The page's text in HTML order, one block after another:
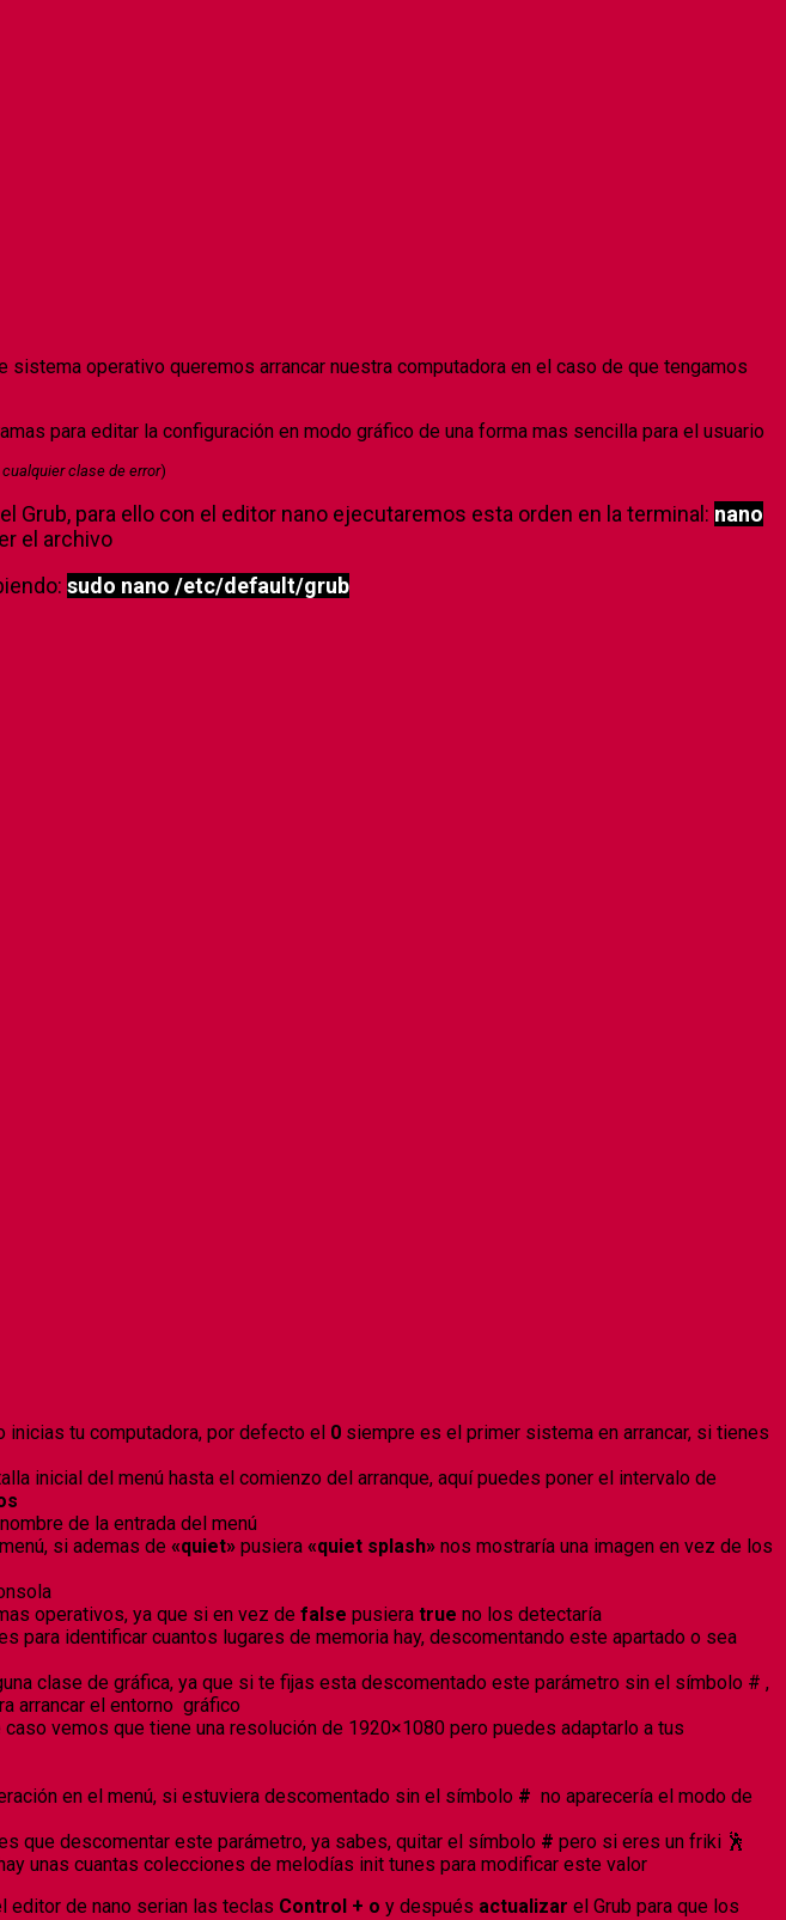
operativo queremos arrancar nuestra computadora en el caso de que tengamos
para editar la configuración en modo gráfico de una forma mas sencilla para el usuario
clase de error)
para ello con el editor nano ejecutaremos esta orden en la terminal: nano
el archivo
sudo nano /etc/default/grub
inicias tu computadora, por defecto el 0 siempre es el primer sistema en arrancar, si tienes
inicial del menú hasta el comienzo del arranque, aquí puedes poner el intervalo de
de la entrada del menú
si ademas de «quiet» pusiera «quiet splash» nos mostraría una imagen en vez de los
operativos, ya que si en vez de false pusiera true no los detectaría
para identificar cuantos lugares de memoria hay, descomentando este apartado o sea
clase de gráfica, ya que si te fijas esta descomentado este parámetro sin el símbolo # ,
arrancar el entorno gráfico
vemos que tiene una resolución de 1920×1080 pero puedes adaptarlo a tus
en el menú, si estuviera descomentado sin el símbolo # no aparecería el modo de
que descomentar este parámetro, ya sabes, quitar el símbolo # pero si eres un friki 🕺
unas cuantas colecciones de melodías init tunes para modificar este valor
editor de nano serian las teclas Control + o y después actualizar el Grub para que los